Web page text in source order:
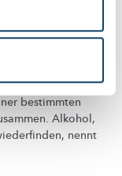
es in
bestimmten
Alkohol,
nennt